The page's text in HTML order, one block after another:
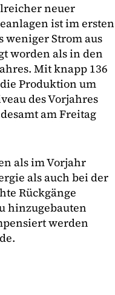
neuer
ist im ersten
weniger Strom aus
worden als in den
Mit knapp 136
Produktion um
des Vorjahres
am Freitag
als im Vorjahr
als auch bei der
Rückgänge
hinzugebauten
werden